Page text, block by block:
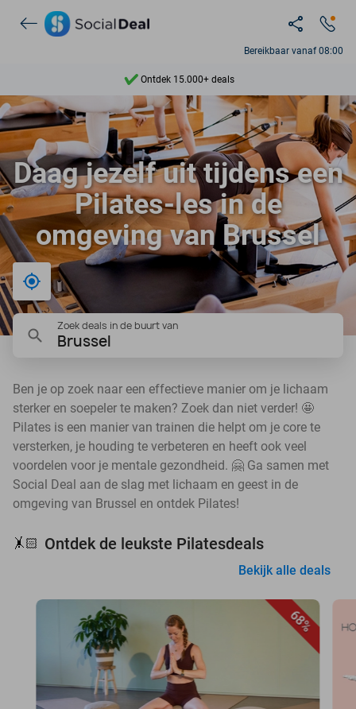
Bereikbaar vanaf 08:00
Ontdek 15.000+ deals
7 dagen per week beschikbaar
10+ miljoen leden
9,4
Ontdek 15.000+ deals
Daag jezelf uit tijdens een
Pilates-les in de
omgeving van Brussel
Bij mij in de buurt
Zoek deals in de buurt van
Brussel
Ben je op zoek naar een effectieve manier om je lichaam
sterker en soepeler te maken? Zoek dan niet verder! 🤩
Pilates is een manier van trainen die helpt om je core te
versterken, je houding te verbeteren en heeft ook veel
voordelen voor je mentale gezondheid. 🤗 Ga samen met
Social Deal aan de slag met lichaam en geest in de
omgeving van Brussel en ontdek Pilates!
🤸🏻 Ontdek de leukste Pilatesdeals
Bekijk alle deals
68%